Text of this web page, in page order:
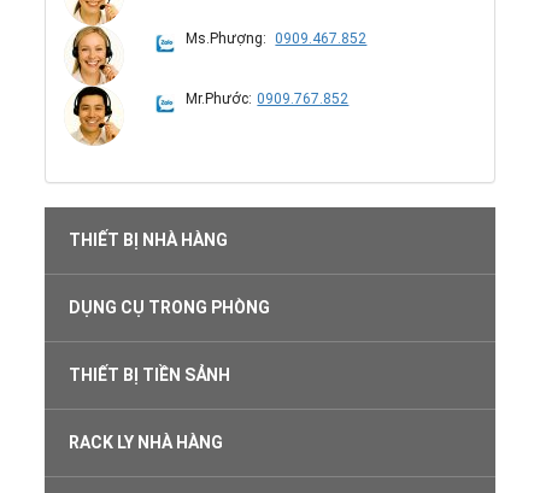
Ms.Phượng: 0909.467.852
Mr.Phước: 0909.767.852
THIẾT BỊ NHÀ HÀNG
DỤNG CỤ TRONG PHÒNG
THIẾT BỊ TIỀN SẢNH
RACK LY NHÀ HÀNG